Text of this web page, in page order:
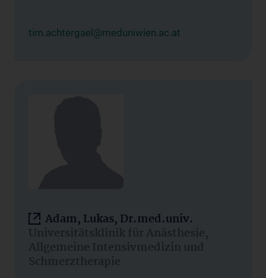
tim.achtergael@meduniwien.ac.at
Adam, Lukas, Dr.med.univ.
Universitätsklinik für Anästhesie,
Allgemeine Intensivmedizin und
Schmerztherapie